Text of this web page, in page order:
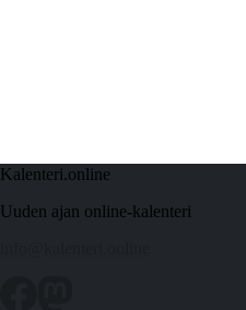
Kalenteri.online
Uuden ajan online-kalenteri